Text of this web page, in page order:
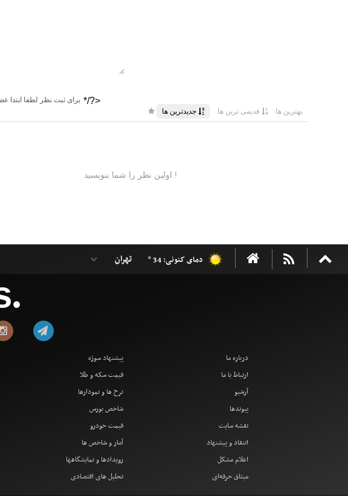
دمای کنونی: 34 °
●
درباره ما
ارتباط با ما
آرشیو
پیوندها
نقشه سایت
انتقاد و پیشنهاد
اعلام مشکل
میثاق حرفه‌ای
پیشنهاد سوژه
قیمت سکه و طلا
نرخ ها و نمودارها
شاخص بورس
قیمت خودرو
آمار و شاخص ها
رویدادها و نمایشگاهها
تحلیل های اقتصادی